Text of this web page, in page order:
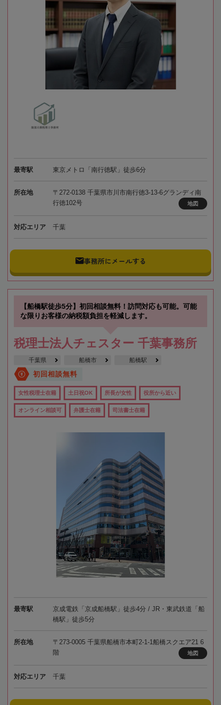
最寄駅 東京メトロ「南行徳駅」徒歩6分
所在地
〒272-0138 千葉県市川市南行徳3-13-6グランディ南
行徳102号
地図
対応エリア 千葉
事務所にメールする
【船橋駅徒歩5分】初回相談無料！訪問対応も可能。可能
な限りお客様の納税額負担を軽減します。
税理士法人チェスター 千葉事務所
千葉県 船橋市 船橋駅
初回相談無料
女性税理士在籍 土日祝OK 所長が女性 役所から近い
オンライン相談可 弁護士在籍 司法書士在籍
最寄駅
京成電鉄「京成船橋駅」徒歩4分 / JR・東武鉄道「船
橋駅」徒歩5分
所在地
〒273-0005 千葉県船橋市本町2-1-1船橋スクエア21 6
階
地図
対応エリア 千葉